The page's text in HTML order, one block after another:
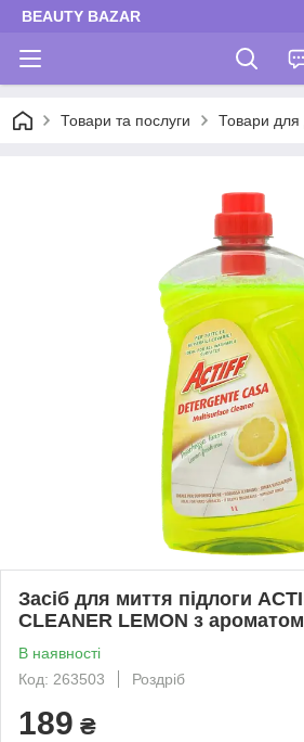
BEAUTY BAZAR
Товари та послуги Товари
Засіб для миття підлоги
CLEANER LEMON з
В наявності
Код: 263503
Роздріб
189 ₴